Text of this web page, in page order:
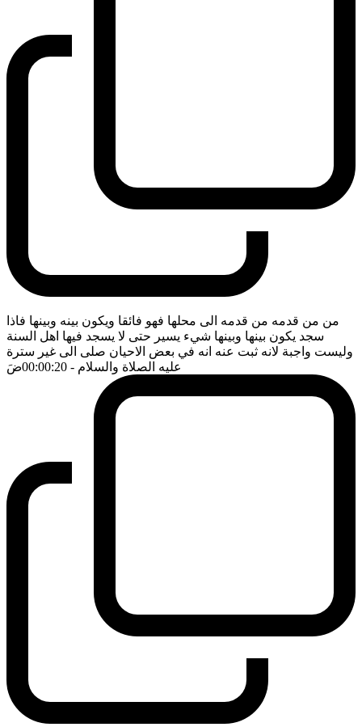
من من قدمه من قدمه الى محلها فهو فائقا ويكون بينه وبينها فاذا
سجد يكون بينها وبينها شيء يسير حتى لا يسجد فيها اهل السنة
وليست واجبة لانه ثبت عنه انه في بعض الاحيان صلى الى غير سترة
عليه الصلاة والسلام - 00:00:20 ضَ